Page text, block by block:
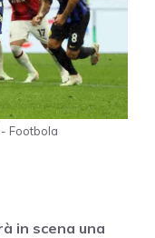
Footbola
in scena una